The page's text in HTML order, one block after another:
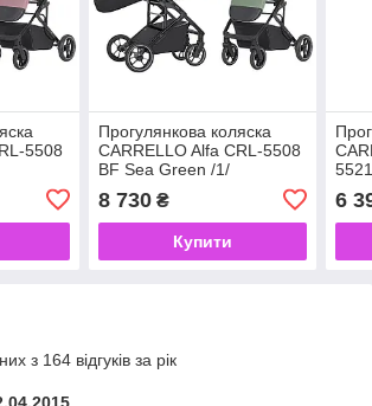
5508
Прогулянкова коляска
CARRELLO Alfa CRL-5508
BF Sea Green /1/
8 730₴
Купити
6
з 164 відгуків за рік